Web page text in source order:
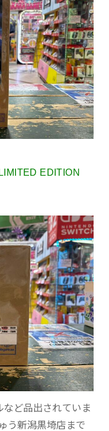
EDITION
ど品出されていま
う新潟黒埼店まで